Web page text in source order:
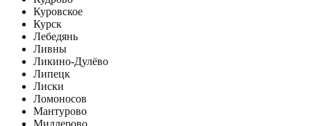
Куровское
Курск
Лебедянь
Ливны
Ликино-Дулёво
Липецк
Лиски
Ломоносов
Мантурово